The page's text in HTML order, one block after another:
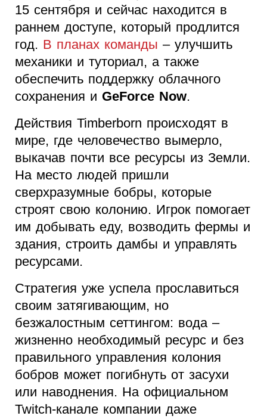
15 сентября и сейчас находится в
раннем доступе, который продлится
год. В планах команды – улучшить
механики и туториал, а также
обеспечить поддержку облачного
сохранения и GeForce Now.
Действия Timberborn происходят в
мире, где человечество вымерло,
выкачав почти все ресурсы из Земли.
На место людей пришли
сверхразумные бобры, которые
строят свою колонию. Игрок помогает
им добывать еду, возводить фермы и
здания, строить дамбы и управлять
ресурсами.
Стратегия уже успела прославиться
своим затягивающим, но
безжалостным сеттингом: вода –
жизненно необходимый ресурс и без
правильного управления колония
бобров может погибнуть от засухи
или наводнения. На официальном
Twitch-канале компании даже